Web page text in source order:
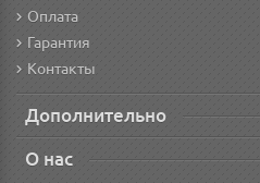
Оплата
Гарантия
Контакты
Дополнительно
О нас